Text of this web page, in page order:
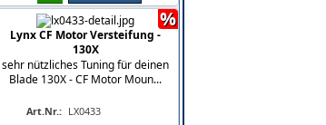
Lynx CF Motor Versteifung -
130X
sehr nützliches Tuning für deinen
Blade 130X - CF Motor Moun...
Art.Nr.: LX0433
%